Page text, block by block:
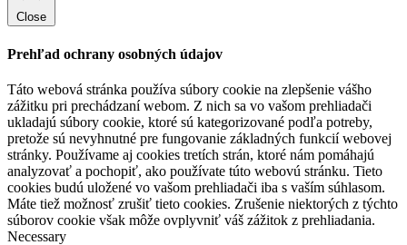
Close
Prehľad ochrany osobných údajov
Táto webová stránka používa súbory cookie na zlepšenie vášho
zážitku pri prechádzaní webom. Z nich sa vo vašom prehliadači
ukladajú súbory cookie, ktoré sú kategorizované podľa potreby,
pretože sú nevyhnutné pre fungovanie základných funkcií webovej
stránky. Používame aj cookies tretích strán, ktoré nám pomáhajú
analyzovať a pochopiť, ako používate túto webovú stránku. Tieto
cookies budú uložené vo vašom prehliadači iba s vaším súhlasom.
Máte tiež možnosť zrušiť tieto cookies. Zrušenie niektorých z týchto
súborov cookie však môže ovplyvniť váš zážitok z prehliadania.
Necessary